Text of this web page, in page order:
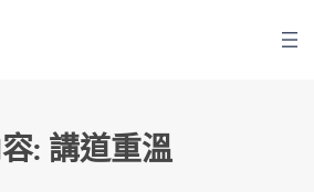
: 講道重溫